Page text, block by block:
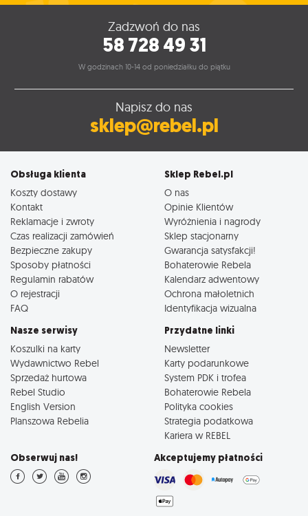
Zadzwoń do nas
58 728 49 31
W godzinach 10-14 od poniedziałku do piątku
Napisz do nas
sklep@rebel.pl
Obsługa klienta
Koszty dostawy
Kontakt
Reklamacje i zwroty
Czas realizacji zamówień
Bezpieczne zakupy
Sposoby płatności
Regulamin rabatów
O rejestracji
FAQ
Sklep Rebel.pl
O nas
Opinie Klientów
Wyróżnienia i nagrody
Sklep stacjonarny
Gwarancja satysfakcji!
Bohaterowie Rebela
Kalendarz adwentowy
Ochrona małoletnich
Identyfikacja wizualna
Nasze serwisy
Koszulki na karty
Wydawnictwo Rebel
Sprzedaż hurtowa
Rebel Studio
English Version
Planszowa Rebelia
Przydatne linki
Newsletter
Karty podarunkowe
System PDK i trofea
Bohaterowie Rebela
Polityka cookies
Strategia podatkowa
Kariera w REBEL
Obserwuj nas! Akceptujemy płatności